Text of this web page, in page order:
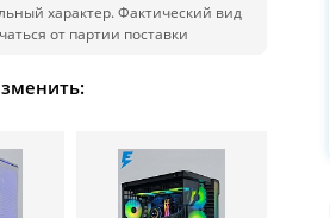
характер. Фактический вид
от партии поставки